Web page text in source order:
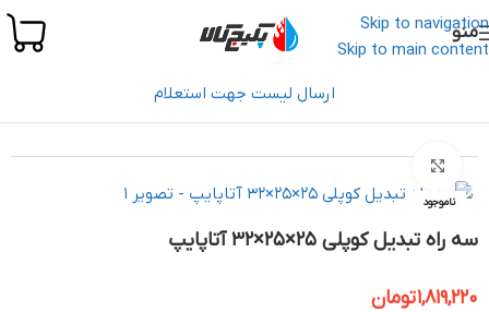
Skip to navigation
Skip to main content
منو
ارسال لیست جهت استعلام
ناموجود
سه راه تبدیل کوپلی 25×25×32 آتاپایپ
1,819,220تومان